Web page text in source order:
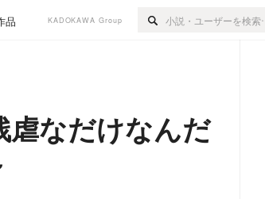
品 KADOKAWA Group
なだけなんだ